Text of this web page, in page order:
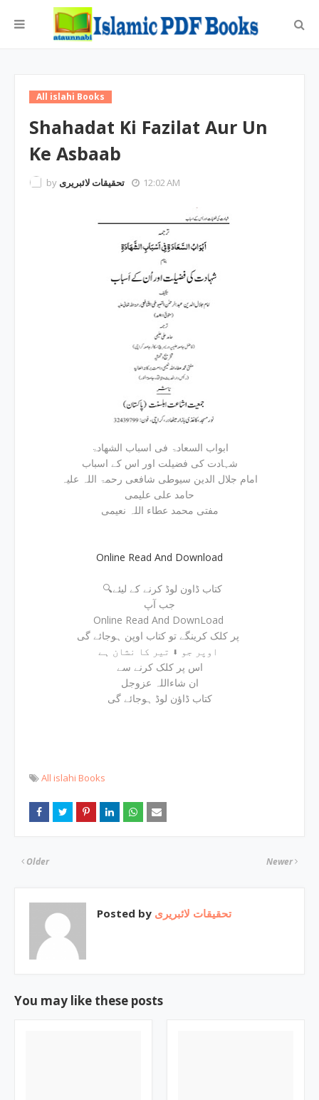
All islahi Books
Shahadat Ki Fazilat Aur Un
Ke Asbaab
by تحقیقات لائبریری 12:02 AM
ابواب السعادۃ فی اسباب الشھادۃ
شہادت کی فضیلت اور اس کے اسباب
امام جلال الدین سیوطی شافعی رحمۃ اللہ علیہ
حامد علی علیمی
مفتی محمد عطاء اللہ نعیمی
Online Read And Download
🔍کتاب ڈاون لوڈ کرنے کے لیئے
جب آپ
Online Read And DownLoad
اس پر کلک کرنے سے
ان شاءاللہ عزوجل
کتاب ڈاؤن لوڈ ہوجائے گی
All islahi Books
Newer
Older
Posted by تحقیقات لائبریری
You may like these posts